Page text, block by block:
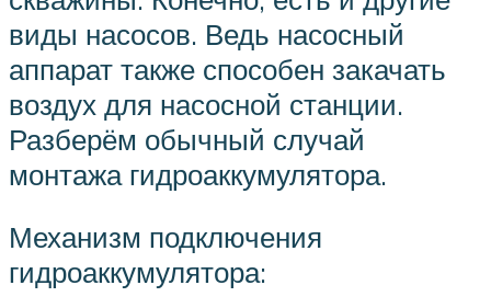
виды насосов. Ведь насосный
аппарат также способен закачать
воздух для насосной станции.
Разберём обычный случай
монтажа гидроаккумулятора.
Механизм подключения
гидроаккумулятора: